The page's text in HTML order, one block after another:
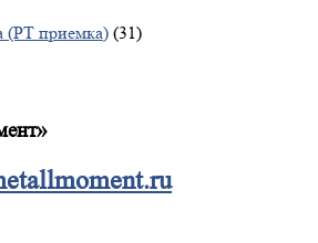
(РТ приемка) (31)